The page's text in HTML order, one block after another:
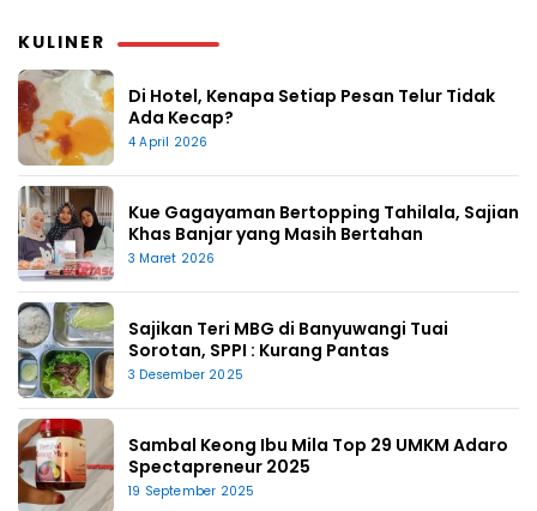
KULINER
Di Hotel, Kenapa Setiap Pesan Telur Tidak
Ada Kecap?
4 April 2026
Kue Gagayaman Bertopping Tahilala, Sajian
Khas Banjar yang Masih Bertahan
3 Maret 2026
Sajikan Teri MBG di Banyuwangi Tuai
Sorotan, SPPI : Kurang Pantas
3 Desember 2025
Sambal Keong Ibu Mila Top 29 UMKM Adaro
Spectapreneur 2025
19 September 2025